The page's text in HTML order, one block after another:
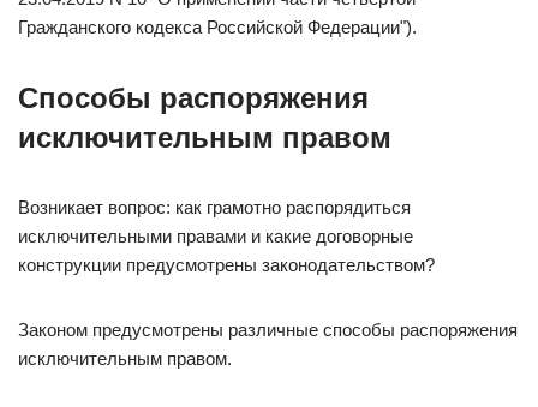
Гражданского кодекса Российской Федерации").
Способы распоряжения
исключительным правом
Возникает вопрос: как грамотно распорядиться
исключительными правами и какие договорные
конструкции предусмотрены законодательством?
Законом предусмотрены различные способы распоряжения
исключительным правом.